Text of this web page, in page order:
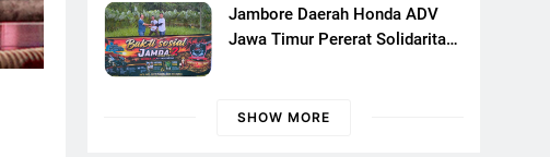
Putaran Ke 3
Jambore Daerah Honda ADV
Jawa Timur Pererat Solidaritas
Banyuwangi
SHOW MORE